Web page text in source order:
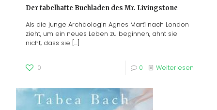
Der fabelhafte Buchladen des Mr. Livingstone
Als die junge Archäologin Agnes Martí nach London
zieht, um ein neues Leben zu beginnen, ahnt sie
nicht, dass sie […]
0 0 Weiterlesen